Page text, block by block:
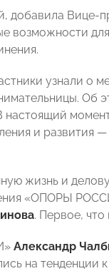
добавила Вице-
возможности
узнали о
Об
настоящий
и развития
жизнь и
«ОПОРЫ
. Первое,
Александр
на тенденции